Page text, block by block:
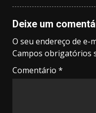
Deixe um
O seu endereço de e-
Campos obrigatórios
Comentário *